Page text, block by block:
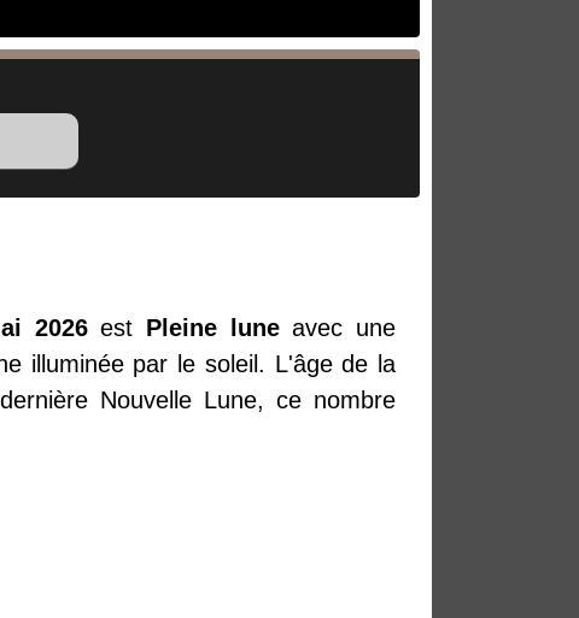
2026est Pleine luneavec une
illuminée par le soleil. L'âge de la
Nouvelle Lune, ce nombre